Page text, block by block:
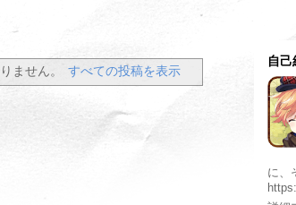
ません。 すべての投稿を表示
自己
に、